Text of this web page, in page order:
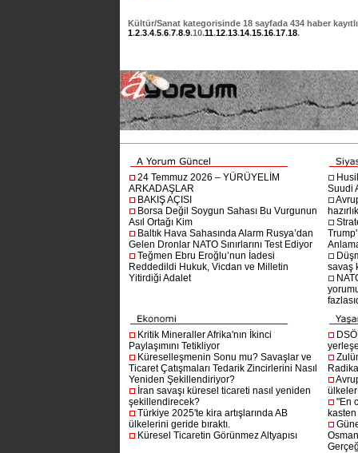
Kültür/Sanat kategorisinde 18 sayfada 434 haber
1.2.3.4.5.6.7.8.9.10.11.12.13.14.15.16.17.18.
24 Temmuz 2026 – YÜRÜYELİM
ARKADAŞLAR
BAKIŞ AÇISI
Borsa Değil Soygun Sahası Bu Vurgunun
Asıl Ortağı Kim
Baltık Hava Sahasında Alarm Rusya’dan
Gelen Dronlar NATO Sınırlarını Test Ediyor
Teğmen Ebru Eroğlu’nun İadesi
Reddedildi Hukuk, Vicdan ve Milletin
Yitirdiği Adalet
Suudi
savaş
Kritik Mineraller Afrika'nın İkinci
Paylaşımını Tetikliyor
Küreselleşmenin Sonu mu? Savaşlar ve
Ticaret Çatışmaları Tedarik Zincirlerini Nasıl
Yeniden Şekillendiriyor?
İran savaşı küresel ticareti nasıl yeniden
şekillendirecek?
Türkiye 2025'te kira artışlarında AB
ülkelerini geride bıraktı.
Küresel Ticaretin Görünmez Altyapısı
"En